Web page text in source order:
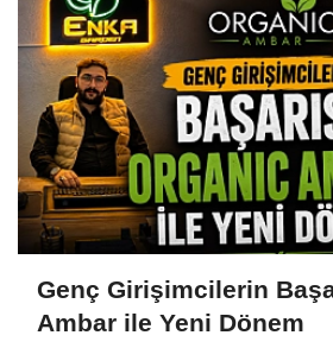
Genç Girişimcilerin
Ambar ile Yeni Dönem